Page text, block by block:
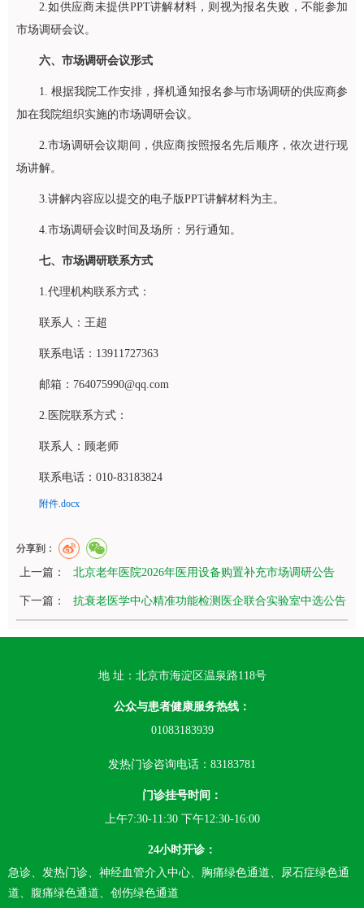
2.如供应商未提供PPT讲解材料，则视为报名失败，不能参加
市场调研会议。
六、市场调研会议形式
1. 根据我院工作安排，择机通知报名参与市场调研的供应商参
加在我院组织实施的市场调研会议。
2.市场调研会议期间，供应商按照报名先后顺序，依次进行现
场讲解。
3.讲解内容应以提交的电子版PPT讲解材料为主。
4.市场调研会议时间及场所：另行通知。
七、市场调研联系方式
1.代理机构联系方式：
联系人：王超
联系电话：13911727363
邮箱：764075990@qq.com
2.医院联系方式：
联系人：顾老师
联系电话：010-83183824
附件.docx
分享到：
上一篇： 北京老年医院2026年医用设备购置补充市场调研公告
下一篇： 抗衰老医学中心精准功能检测医企联合实验室中选公告
地 址：北京市海淀区温泉路118号
公众与患者健康服务热线：
01083183939
发热门诊咨询电话：83183781
门诊挂号时间：
上午7:30-11:30 下午12:30-16:00
24小时开诊：
急诊、发热门诊、神经血管介入中心、胸痛绿色通道、尿石症绿色通
道、腹痛绿色通道、创伤绿色通道